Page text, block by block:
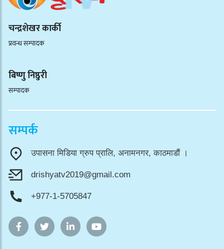
चन्द्रशेखर कार्की
प्रवन्ध सम्पादक
बिष्णु निष्ठुरी
सम्पादक
सम्पर्क
उपासना मिडिया ग्रुप प्रालि, अनामनगर, काठमाडौं ।
drishyatv2019@gmail.com
+977-1-5705847